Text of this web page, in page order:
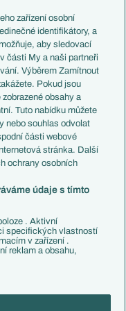
soutěž
zařízení osobní
identifikátory, a
aby sledovací
části My a naši partneři
Výběrem Zamítnout
Pokud jsou
obsahy a
Tuto nabídku můžete
nebo souhlas odvolat
části webové
stránka. Další
ochrany osobních
údaje s tímto
. Aktivní
specifických vlastností
v zařízení .
reklam a obsahu,